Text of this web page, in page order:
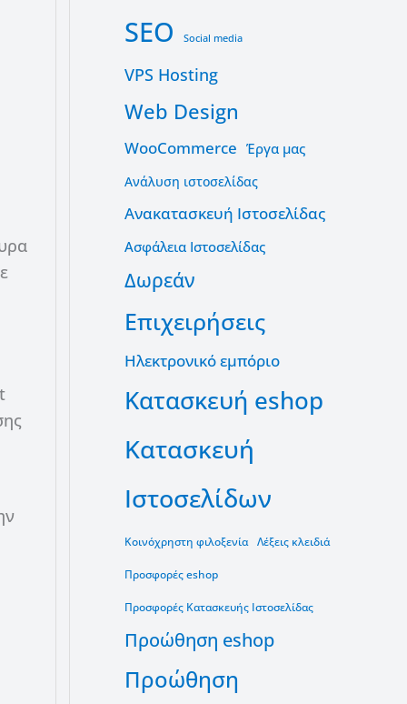
SEO Social media
VPS Hosting
Web Design
WooCommerce Έργα μας
Ανάλυση ιστοσελίδας
Ανακατασκευή Ιστοσελίδας
Ασφάλεια Ιστοσελίδας
Δωρεάν
Επιχειρήσεις
Ηλεκτρονικό εμπόριο
Κατασκευή eshop
Κατασκευή
Ιστοσελίδων
Κοινόχρηστη φιλοξενία Λέξεις κλειδιά
Προσφορές eshop
Προσφορές Κατασκευής Ιστοσελίδας
Προώθηση eshop
Προώθηση